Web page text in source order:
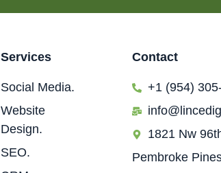
Services
Social Media.
Website
Design.
SEO.
Contact
+1 (954)
1821 Nw
Pembroke